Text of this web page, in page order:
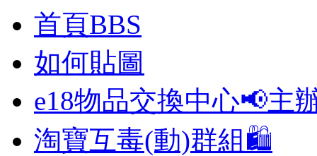
首頁BBS
如何貼圖
e18物品交換中心📢主
淘寶互毒(動)群組🛍️